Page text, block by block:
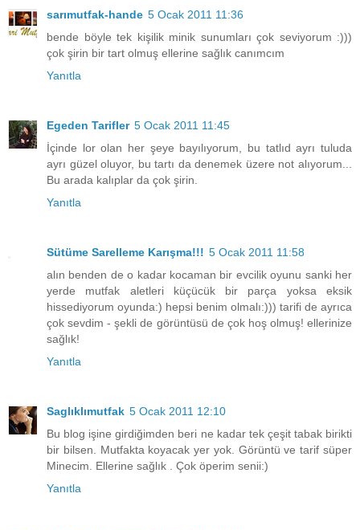
sarımutfak-hande 5 Ocak 2011 11:36
bende böyle tek kişilik minik sunumları çok seviyorum :)))
çok şirin bir tart olmuş ellerine sağlık canımcım
Yanıtla
Egeden Tarifler 5 Ocak 2011 11:45
İçinde lor olan her şeye bayılıyorum, bu tatlıd ayrı tuluda
ayrı güzel oluyor, bu tartı da denemek üzere not alıyorum...
Bu arada kalıplar da çok şirin.
Yanıtla
Sütüme Sarelleme Karışma!!! 5 Ocak 2011 11:58
alın benden de o kadar kocaman bir evcilik oyunu sanki her
yerde mutfak aletleri küçücük bir parça yoksa eksik
hissediyorum oyunda:) hepsi benim olmalı:))) tarifi de ayrıca
çok sevdim - şekli de görüntüsü de çok hoş olmuş! ellerinize
sağlık!
Yanıtla
Saglıklımutfak 5 Ocak 2011 12:10
Bu blog işine girdiğimden beri ne kadar tek çeşit tabak birikti
bir bilsen. Mutfakta koyacak yer yok. Görüntü ve tarif süper
Minecim. Ellerine sağlık . Çok öperim senii:)
Yanıtla